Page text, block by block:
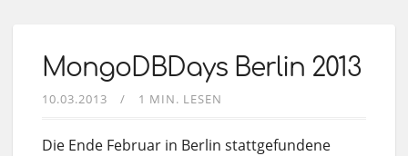
MongoDBDays Berlin 2013
10.03.2013 1 MIN. LESEN
Die Ende Februar in Berlin stattgefundene